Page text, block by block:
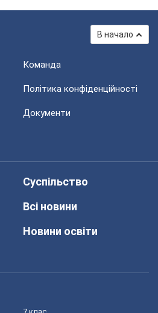
В начало
Команда
Політика конфіденційності
Документи
Суспільство
Всі новини
Новини освіти